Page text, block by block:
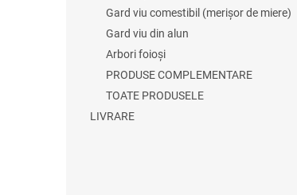
Gard viu comestibil (merișor de miere)
Gard viu din alun
Arbori foioși
PRODUSE COMPLEMENTARE
TOATE PRODUSELE
LIVRARE